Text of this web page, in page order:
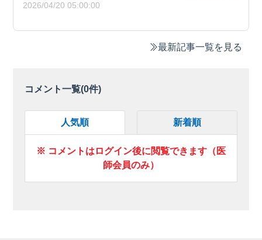
2026/04/20 05:00:00
最新記事一覧を見る
コメント一覧(0件)
人気順 新着順
※ コメントはログイン後に閲覧できます（医
師会員のみ）